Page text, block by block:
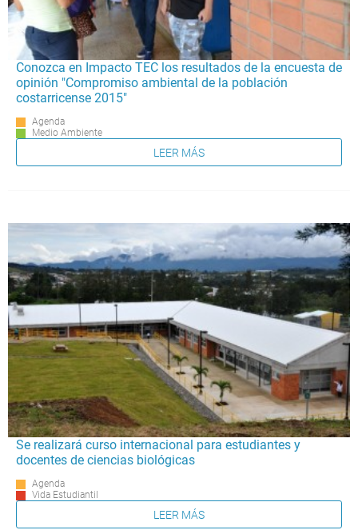
Conozca en Impacto TEC los resultados de la encuesta de
opinión "Compromiso ambiental de la población
costarricense 2015"
Agenda
Medio Ambiente
LEER MÁS
Se realizará curso internacional para estudiantes y
docentes de ciencias biológicas
Agenda
Vida Estudiantil
LEER MÁS